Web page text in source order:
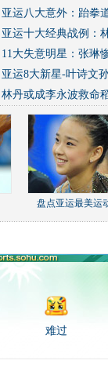
亚运八大意外：跆拳
亚运十大经典战例：
11大失意明星：张琳
亚运8大新星-叶诗文
林丹或成李永波救命
盘点亚运最美运
难过